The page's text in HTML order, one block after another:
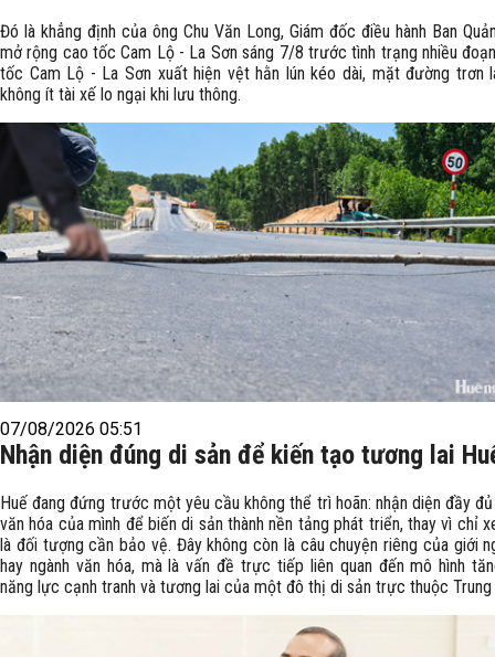
Đó là khẳng định của ông Chu Văn Long, Giám đốc điều hành Ban
mở rộng cao tốc Cam Lộ - La Sơn sáng 7/8 trước tình trạng nhiều
tốc Cam Lộ - La Sơn xuất hiện vệt hằn lún kéo dài, mặt đường trơn
không ít tài xế lo ngại khi lưu thông.
07/08/2026 05:51
Nhận diện đúng di sản để kiến tạo tương lai
Huế đang đứng trước một yêu cầu không thể trì hoãn: nhận diện đầy
văn hóa của mình để biến di sản thành nền tảng phát triển, thay vì chỉ
là đối tượng cần bảo vệ. Đây không còn là câu chuyện riêng của giới
hay ngành văn hóa, mà là vấn đề trực tiếp liên quan đến mô hình
năng lực cạnh tranh và tương lai của một đô thị di sản trực thuộc